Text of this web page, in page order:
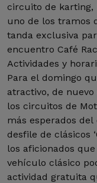
circuito de karting,
uno de los tramos
tanda exclusiva
encuentro Café
Actividades y
Para el domingo
atractivo, de
los circuitos de
más esperados
desfile de clásicos
los aficionados
vehículo clásico
actividad gratuita